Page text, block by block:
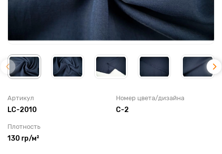
Артикул
LC-2010
Номер цвета/дизайна
С-2
Плотность
130 гр/м²